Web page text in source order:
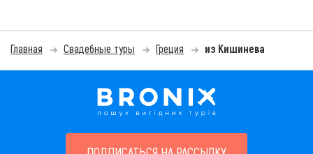
Главная Свадебные туры Греция из Кишинева